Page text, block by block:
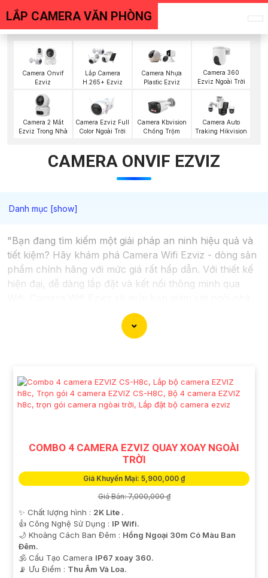
LẮP CAMERA VĂN PHÒNG
Camera Onvif
Ezviz
Lắp Camera
H.265+ Ezviz
Camera Nhựa
Plastic Ezviz
Camera 360
Ezviz Ngoài Trời
Camera 2 Mắt
Ezviz Trong Nhà
Camera Ezviz Full
Color Ngoài Trời
Camera Kbvision
Chống Trộm
Camera Auto
Traking Hikvision
CAMERA ONVIF EZVIZ
"Bạn đang tìm kiếm một giải pháp an ninh hiệu quả và
tiết kiệm? Hãy khám phá Camera Wifi Ezviz - dòng sản
phẩm chính hãng với mức giá rất hấp dẫn. Với thiết kế
hiện đại, dễ dàng lắp đặt và kết nối thông minh qua
hoặc văn phòng mọi lúc mọi nơi chỉ bằng một chiếc
Không chỉ vậy, sản phẩm cũng mang lại chất lượng
cơ hội sở hữu Camera Wifi Ezviz giá rẻ chính hãng để
bảo vệ tài sản và gia đình của bạn ngay hôm nay!"
Hy vọng đoạn văn trên sẽ giúp bạn trong việc giới thiệu
COMBO 4 CAMERA EZVIZ QUAY XOAY NGOÀI
TRỜI
Giá Khuyến Mại: 5,900,000 ₫
Giá Bán: 7,000,000 ₫
✨ Chất lượng hình : 2K Lite .
👍 Công Nghệ Sử Dụng : IP Wifi.
🌙 Khoảng Cách Ban Đêm : Hồng Ngoại 30m Có Màu Ban
Ðêm.
🕉️ Cấu Tạo Camera IP67 xoay 360.
️📡 Ưu Điểm : Thu Âm Và Loa.